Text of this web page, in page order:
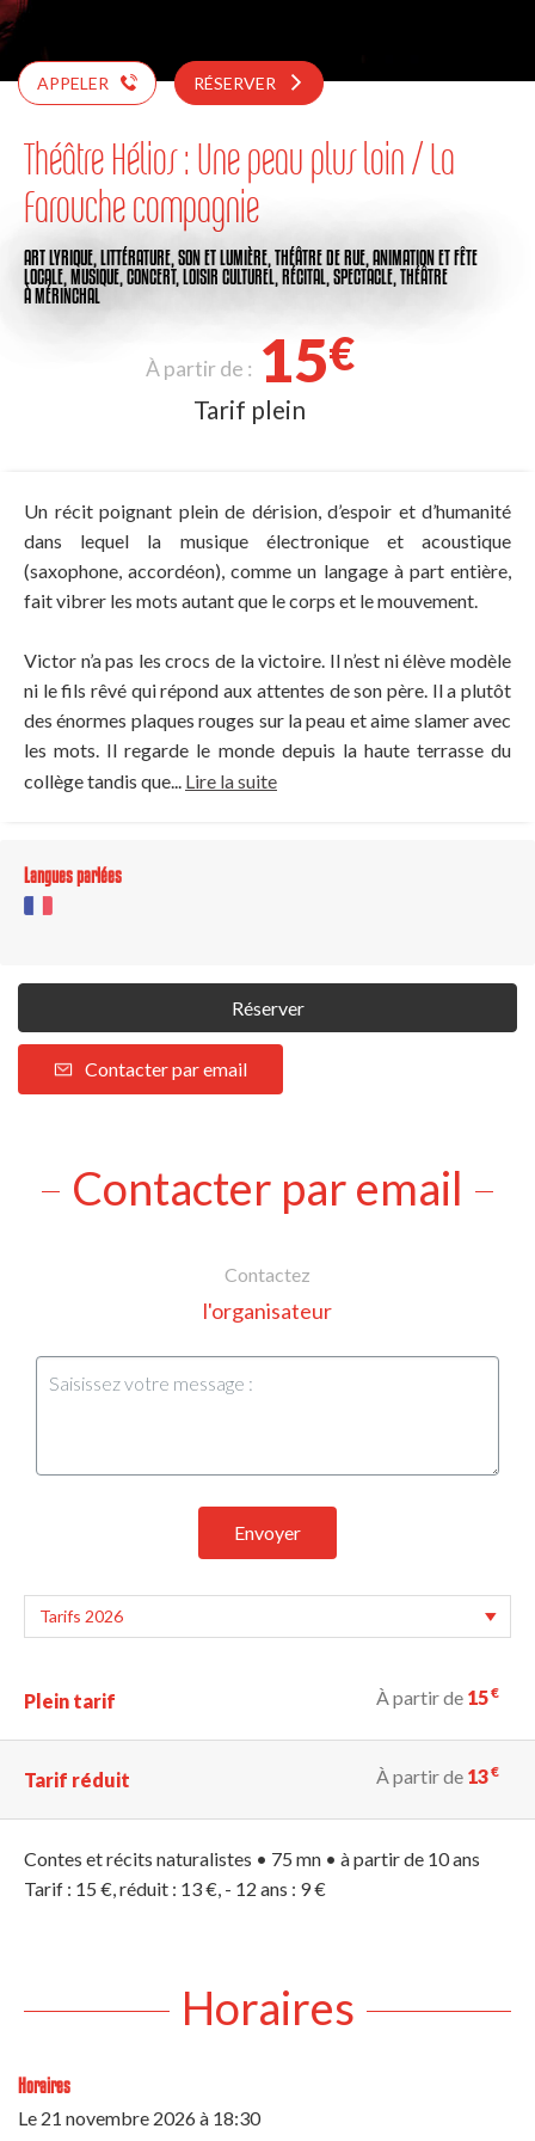
APPELER RÉSERVER
Théâtre Hélios : Une peau plus loin / La
Farouche compagnie
ART LYRIQUE, LITTÉRATURE, SON ET LUMIÈRE, THÉÂTRE DE RUE, ANIMATION ET FÊTE
LOCALE, MUSIQUE, CONCERT, LOISIR CULTUREL, RÉCITAL, SPECTACLE, THÉÂTRE
À MÉRINCHAL
À partir de : 15€
Tarif plein
Un récit poignant plein de dérision, d’espoir et d’humanité
dans lequel la musique électronique et acoustique
(saxophone, accordéon), comme un langage à part entière,
fait vibrer les mots autant que le corps et le mouvement.
Victor n’a pas les crocs de la victoire. Il n’est ni élève modèle
ni le fils rêvé qui répond aux attentes de son père. Il a plutôt
des énormes plaques rouges sur la peau et aime slamer avec
les mots. Il regarde le monde depuis la haute terrasse du
collège tandis que... Lire la suite
Langues parlées
Réserver
Contacter par email
Contacter par email
Contactez
l'organisateur
Envoyer
Plein tarif À partir de 15€
Tarif réduit À partir de 13€
Contes et récits naturalistes • 75 mn • à partir de 10 ans
Tarif : 15 €, réduit : 13 €, - 12 ans : 9 €
Horaires
Horaires
Le 21 novembre 2026à 18:30